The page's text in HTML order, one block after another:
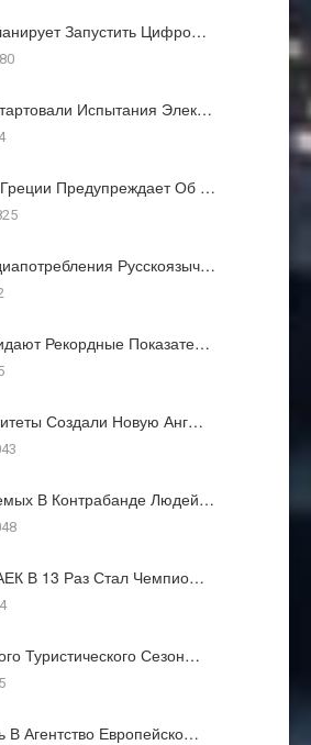
Запустить Цифро…
Испытания Элек…
Предупреждает Об …
Русскоязыч…
Рекордные Показате…
Создали Новую Анг…
В Контрабанде Людей…
В 13 Раз Стал Чемпио…
Туристического Сезон…
В Агентство Европейско…